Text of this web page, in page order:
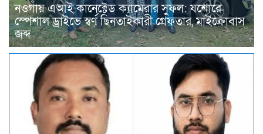
নওগাঁয় এআই কানেক্টেড ক্যামেরার সুফল: যশোরে
স্পেশাল ড্রাইভে স্বর্ণ ছিনতাইকারী গ্রেফতার, মাইক্রোবাস
জব্দ